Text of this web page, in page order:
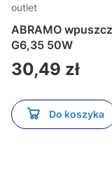
outlet
ABRAMO
G6,35 50W
Cena
30,49 zł
Do koszyka